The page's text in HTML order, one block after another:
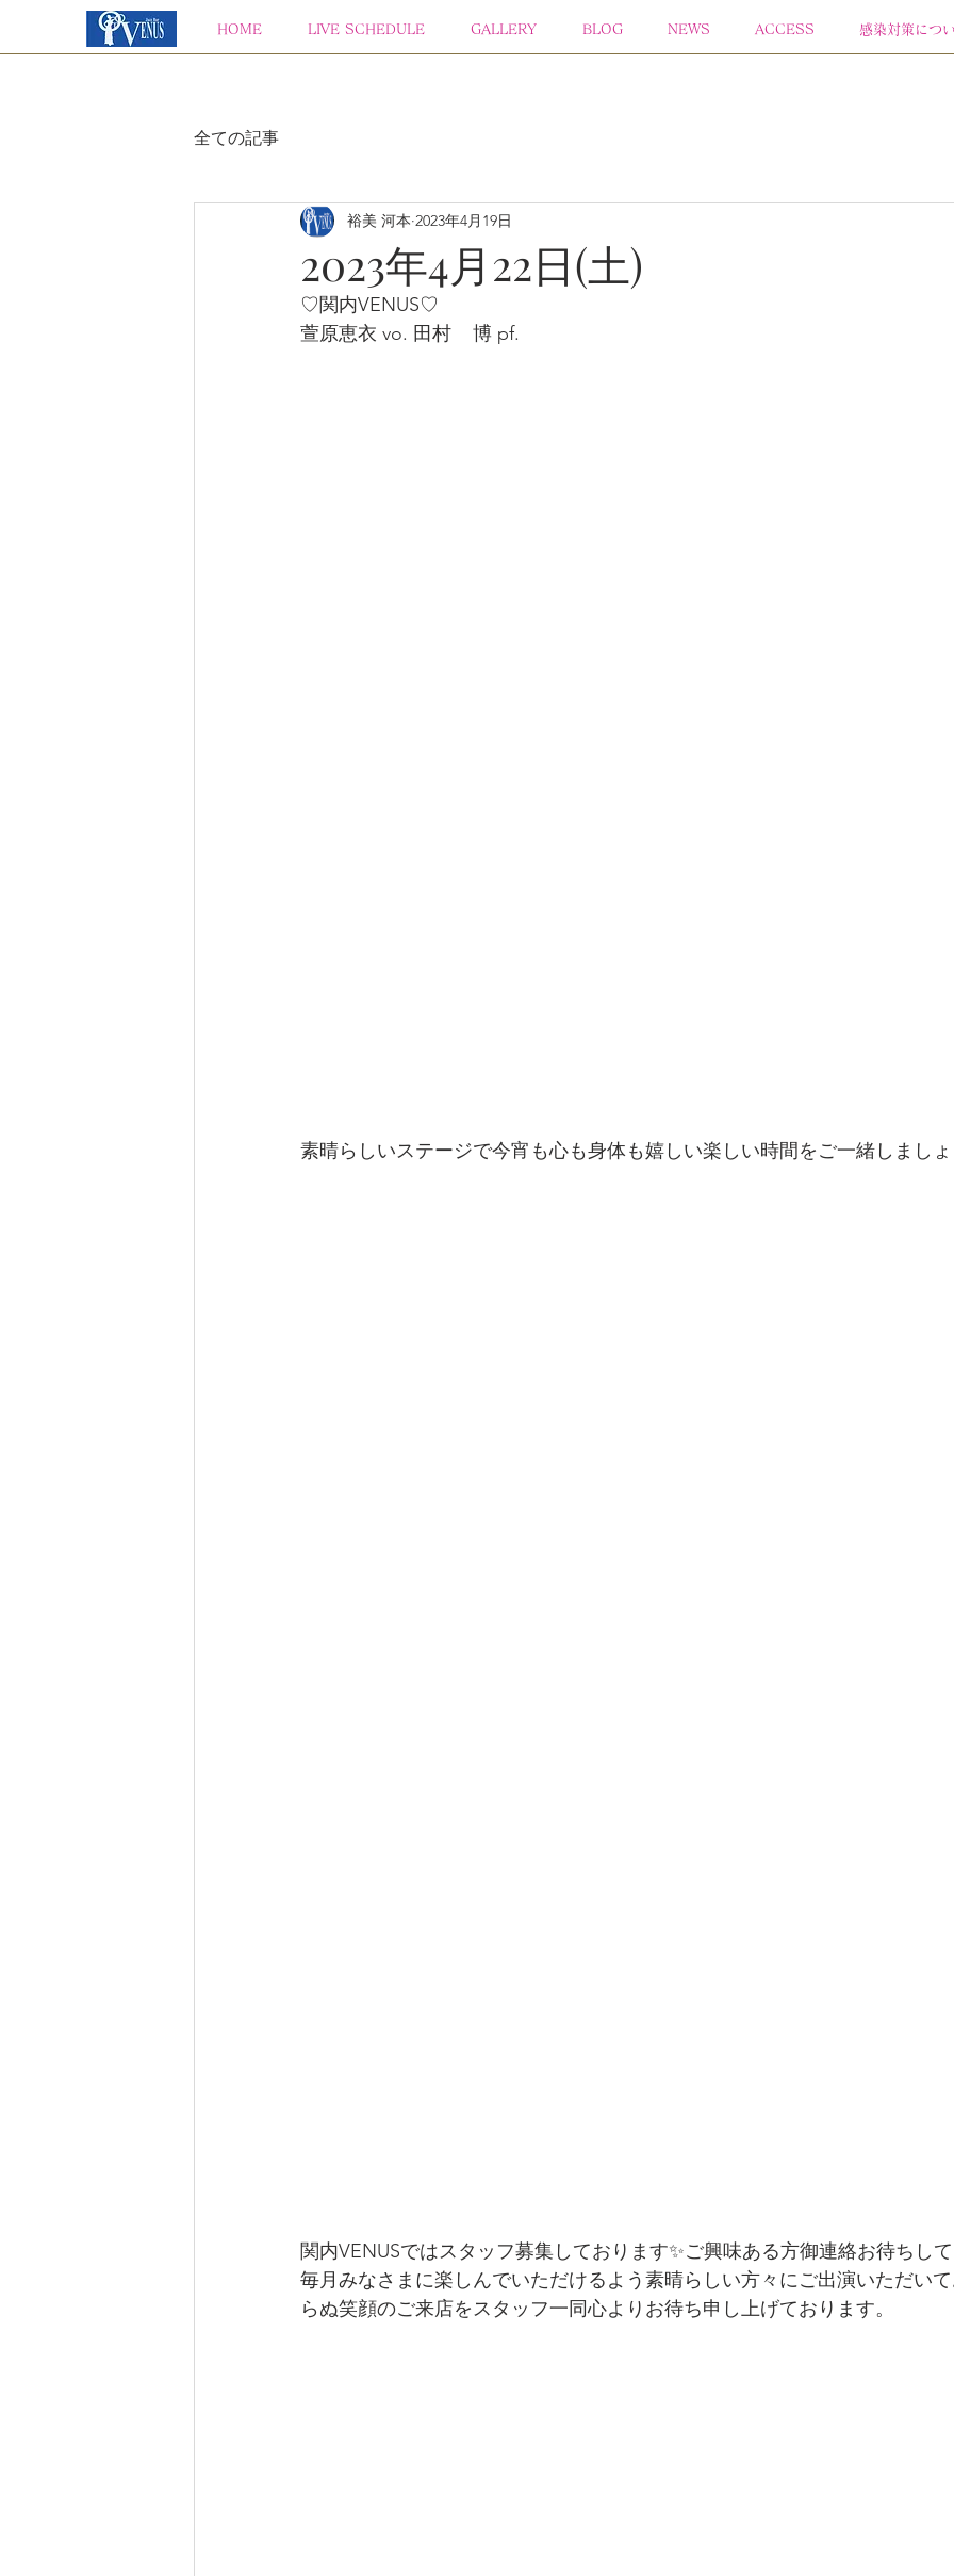
HOME LIVE SCHEDULE GALLERY BLOG NEWS ACCESS 感染対策につ
全ての記事
2023年4月22日(土)
裕美 河本 2023年4月19日
♡関内VENUS♡
萱原恵衣 vo. 田村    博 pf.
素晴らしいステージで今宵も心も身体も嬉しい楽しい時間をご一緒しまし
関内VENUSではスタッフ募集しております✨ご興味ある方御連絡お待ちし
毎月みなさまに楽しんでいただけるよう素晴らしい方々にご出演いただい
らぬ笑顔のご来店をスタッフ一同心よりお待ち申し上げております。